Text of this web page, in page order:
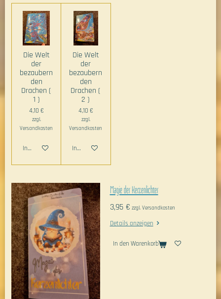
Die Welt
der
bezaubern
den
Drachen (
1 )
4,10 €
zzgl.
Versandkosten
In den Warenkorb
Die Welt
der
bezaubern
den
Drachen (
2 )
4,10 €
zzgl.
Versandkosten
In den Warenkorb
Magie der Kerzenlichter
3,95 € zzgl. Versandkosten
Details anzeigen
In den Warenkorb